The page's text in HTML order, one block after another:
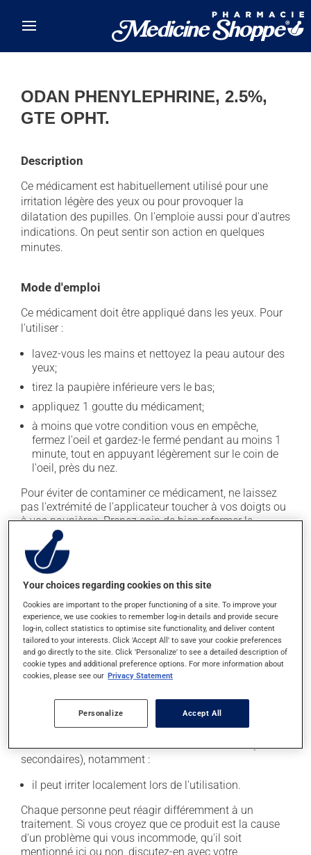
ODAN PHENYLEPHRINE, 2.5%,
GTE OPHT.
Description
Ce médicament est habituellement utilisé pour une
irritation légère des yeux ou pour provoquer la
dilatation des pupilles. On l'emploie aussi pour d'autres
indications. On peut sentir son action en quelques
minutes.
Mode d'emploi
Ce médicament doit être appliqué dans les yeux. Pour
l'utiliser :
lavez-vous les mains et nettoyez la peau autour des
yeux;
tirez la paupière inférieure vers le bas;
appliquez 1 goutte du médicament;
à moins que votre condition vous en empêche,
fermez l'oeil et gardez-le fermé pendant au moins 1
minute, tout en appuyant légèrement sur le coin de
l'oeil, près du nez.
Pour éviter de contaminer ce médicament, ne laissez
pas l'extrémité de l'applicateur toucher à vos doigts ou
à vos paupières. Prenez soin de bien refermer le
contenant après chaque utilisation.
En règle générale, on utilise ce produit quatre fois par
jour. Il est possible que votre pharmacien vous ait
indiqué un horaire différent qui est plus approprié pour
vous. Habituellement, on ne l'utilise qu'au besoin.
Il est important de respecter la posologie inscrite sur
l'étiquette. N'en utilisez pas plus, ni plus souvent
qu'indiqué.
Effets indésirables
En plus de ses effets recherchés, ce produit peut à
secondaires), notamment :
il peut irriter localement lors de l'utilisation.
Chaque personne peut réagir différemment à un
traitement. Si vous croyez que ce produit est la cause
d'un problème qui vous incommode, qu'il soit
mentionné ici ou non, discutez-en avec votre
Your choices regarding cookies on this site
Cookies are important to the proper functioning of a site. To improve your
experience, we use cookies to remember log-in details and provide secure
log-in, collect statistics to optimise site functionality, and deliver content
tailored to your interests. Click 'Accept All' to save your cookie preferences
and go directly to the site. Click 'Personalize' to see a detailed description of
cookie types and additional preference options. For more information about
cookies, please see our Privacy Statement
Personalize Accept All